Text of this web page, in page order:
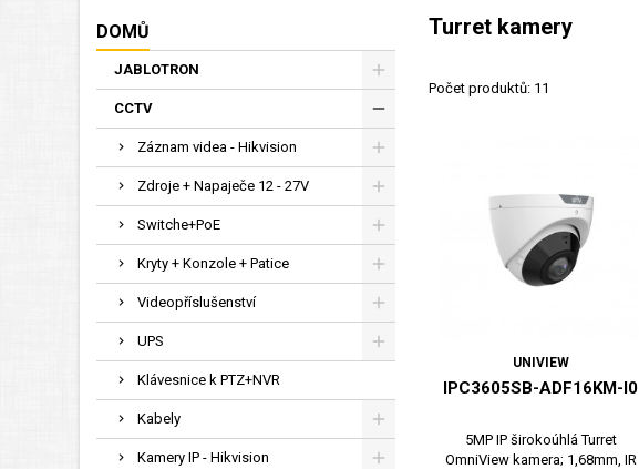
DOMŮ
JABLOTRON
CCTV
Záznam videa - Hikvision
Zdroje + Napaječe 12 - 27V
Switche+PoE
Kryty + Konzole + Patice
Videopříslušenství
UPS
Klávesnice k PTZ+NVR
Kabely
Kamery IP - Hikvision
Turret kamery
Počet produktů: 11
UNIVIEW
IPC3605SB-ADF16KM-I0
5MP IP širokoúhlá Turret
OmniView kamera; 1,68mm, IR